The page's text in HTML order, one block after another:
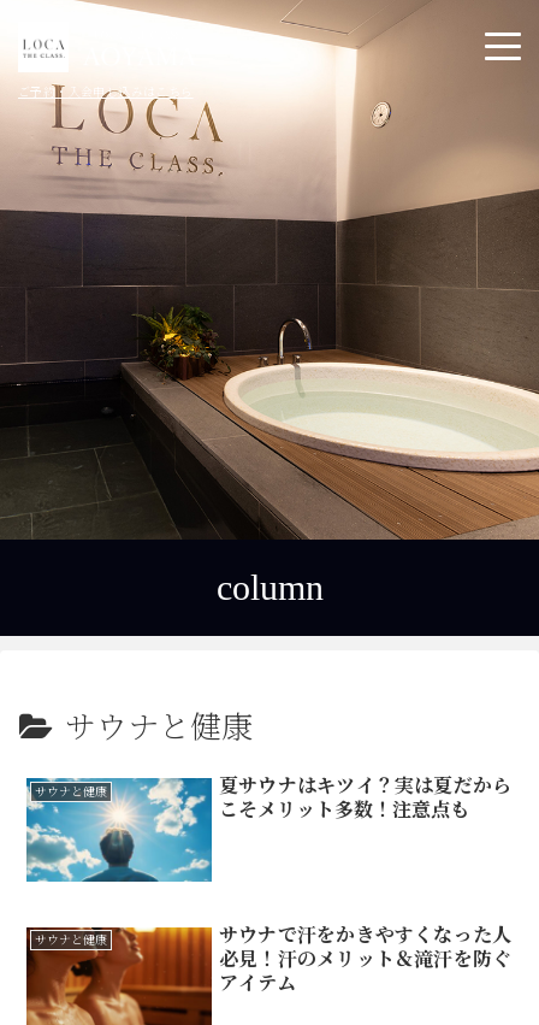
ご予約・入会申し込みはこちら
column
サウナと健康
サウナと健康
夏サウナはキツイ？実は夏だから
こそメリット多数！注意点も
サウナと健康
サウナで汗をかきやすくなった人
必見！汗のメリット＆滝汗を防ぐ
アイテム